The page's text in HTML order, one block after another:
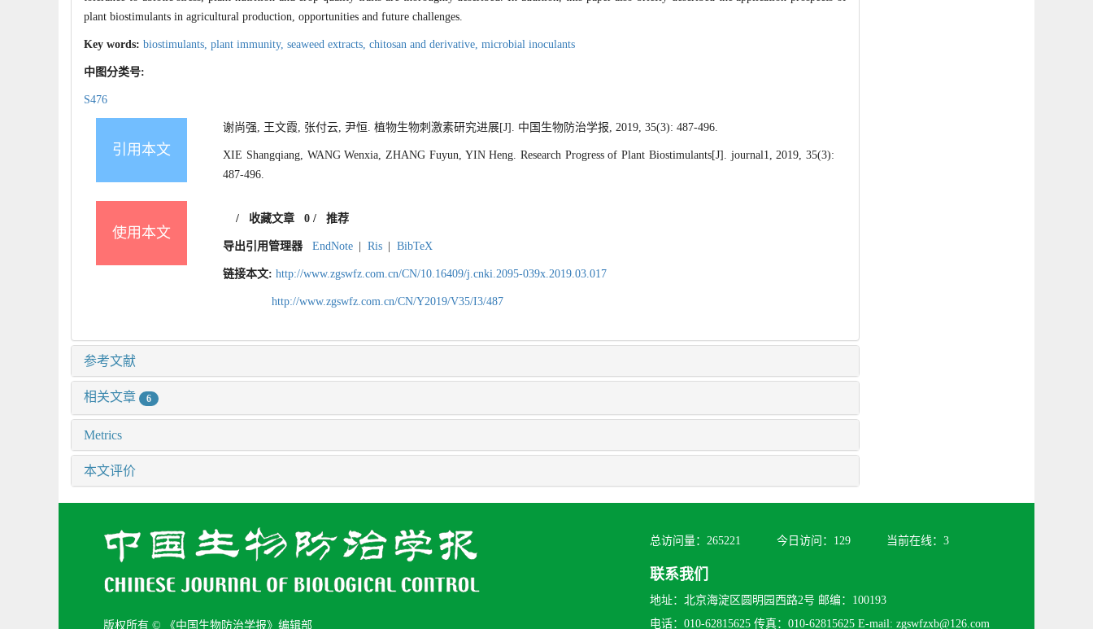
plant biostimulants in agricultural production, opportunities and future challenges.
Key words: biostimulants, plant immunity, seaweed extracts, chitosan and derivative, microbial inoculants
中图分类号:
S476
引用本文
谢尚强, 王文霞, 张付云, 尹恒. 植物生物刺激素研究进展[J]. 中国生物防治学报, 2019, 35(3): 487-496.
XIE Shangqiang, WANG Wenxia, ZHANG Fuyun, YIN Heng. Research Progress of Plant Biostimulants[J]. journal1, 2019, 35(3):
487-496.
使用本文
/ 收藏文章 0/ 推荐
导出引用管理器 EndNote Ris BibTeX
链接本文: http://www.zgswfz.com.cn/CN/10.16409/j.cnki.2095-039x.2019.03.017
http://www.zgswfz.com.cn/CN/Y2019/V35/I3/487
参考文献
相关文章 6
Metrics
本文评价
版权所有 © 《中国生物防治学报》编辑部
总访问量： 265221 今日访问： 129 当前在线： 3
联系我们
地址：北京海淀区圆明园西路2号 邮编：100193
电话：010-62815625 传真：010-62815625 E-mail: zgswfzxb@126.com